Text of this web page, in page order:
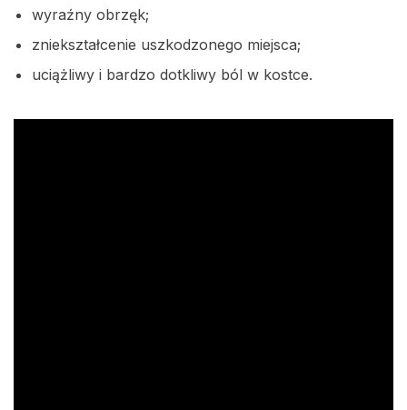
wyraźny obrzęk;
zniekształcenie uszkodzonego miejsca;
uciążliwy i bardzo dotkliwy ból w kostce.